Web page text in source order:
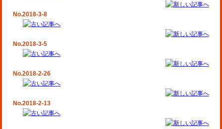
No.2018-3-8
No.2018-3-5
No.2018-2-26
No.2018-2-13